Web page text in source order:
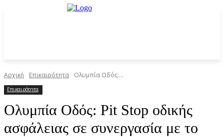
Αρχική Επικαιρότητα Ολυμπία Οδός:...
Επικαιρότητα
Ολυμπία Οδός: Pit Stop οδικής
ασφάλειας σε συνεργασία με το